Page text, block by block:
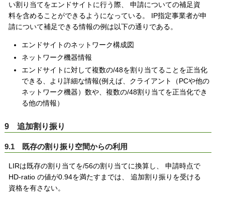
い割り当てをエンドサイトに行う際、 申請についての補足資
料を含めることができるようになっている。 IP指定事業者が申
請について補足できる情報の例は以下の通りである。
エンドサイトのネットワーク構成図
ネットワーク機器情報
エンドサイトに対して複数の/48を割り当てることを正当化
できる、より詳細な情報(例えば、クライアント（PCや他の
ネットワーク機器）数や、複数の/48割り当てを正当化でき
る他の情報）
9 追加割り振り
9.1 既存の割り振り空間からの利用
LIRは既存の割り当てを/56の割り当てに換算し、 申請時点で
HD-ratio の値が0.94を満たすまでは、 追加割り振りを受ける
資格を有さない。